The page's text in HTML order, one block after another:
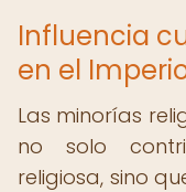
Influencia
en el
Las minorías
no solo
religiosa, sino